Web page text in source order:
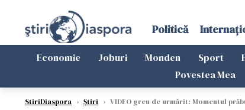
Politică
Economie Joburi Monden Sport
Povestea Mea
StiriDiaspora › Știri › VIDEO greu de urmărit: Momentul